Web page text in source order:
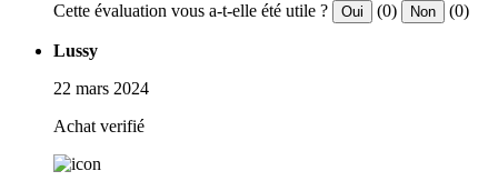
Cette évaluation vous a-t-elle été utile ? Oui (0) Non (0)
Lussy
22 mars 2024
Achat verifié